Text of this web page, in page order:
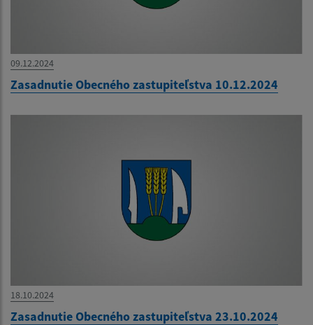
09.12.2024
Zasadnutie Obecného zastupiteľstva 10.12.2024
18.10.2024
Zasadnutie Obecného zastupiteľstva 23.10.2024